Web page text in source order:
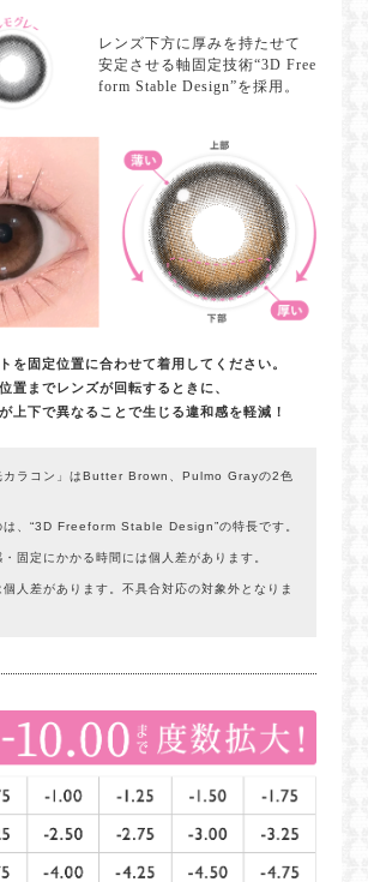
レンズ下方に厚みを持たせて
安定させる軸固定技術“3D Free
form Stable Design”を採用。
を固定位置に合わせて着用してください。
置までレンズが回転するときに、
上下で異なることで生じる違和感を軽減！
カラコン」はButter Brown、Pulmo Grayの2色
は、“3D Freeform Stable Design”の特長です。
固定にかかる時間には個人差があります。
人差があります。不具合対応の対象外となりま